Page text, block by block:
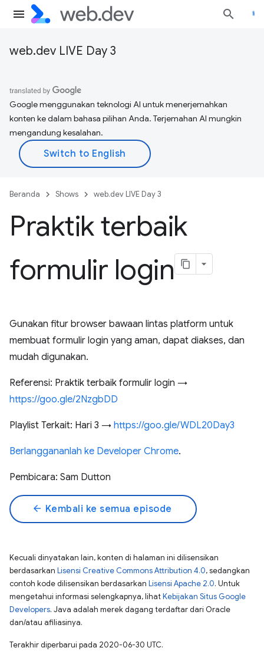
web.dev LIVE Day 3
Google menggunakan teknologi AI untuk menerjemahkan
konten ke dalam bahasa pilihan Anda. Terjemahan AI mungkin
mengandung kesalahan.
Beranda Shows web.dev LIVE Day 3
Praktik terbaik
formulir login
Gunakan fitur browser bawaan lintas platform untuk
membuat formulir login yang aman, dapat diakses, dan
mudah digunakan.
Referensi: Praktik terbaik formulir login →
https://goo.gle/2NzgbDD
Playlist Terkait: Hari 3 → https://goo.gle/WDL20Day3
Berlanggananlah ke Developer Chrome.
Pembicara: Sam Dutton
arrow_back Kembali ke semua episode
Kecuali dinyatakan lain, konten di halaman ini dilisensikan
berdasarkan Lisensi Creative Commons Attribution 4.0, sedangkan
contoh kode dilisensikan berdasarkan Lisensi Apache 2.0. Untuk
mengetahui informasi selengkapnya, lihatKebijakan Situs Google
Developers. Java adalah merek dagang terdaftar dari Oracle
dan/atau afiliasinya.
Terakhir diperbarui pada 2020-06-30 UTC.